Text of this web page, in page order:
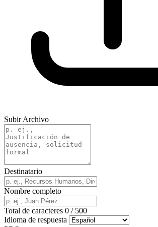
Subir Archivo
Destinatario
Nombre completo
Total de caracteres 0 / 500
Idioma de respuesta